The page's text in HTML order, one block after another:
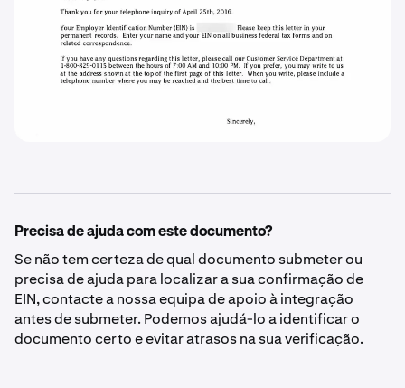
Precisa de ajuda com este documento?
Se não tem certeza de qual documento submeter ou
precisa de ajuda para localizar a sua confirmação de
EIN, contacte a nossa equipa de apoio à integração
antes de submeter. Podemos ajudá-lo a identificar o
documento certo e evitar atrasos na sua verificação.